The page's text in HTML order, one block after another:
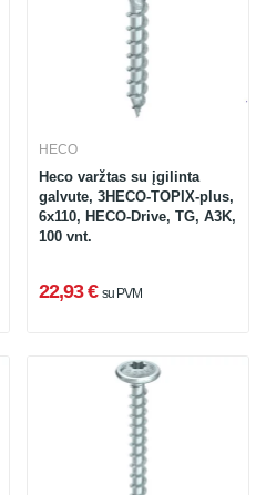
HECO
Heco varžtas su įgilinta
galvute, 3HECO-TOPIX-plus,
6x110, HECO-Drive, TG, A3K,
100 vnt.
22,93 € su PVM